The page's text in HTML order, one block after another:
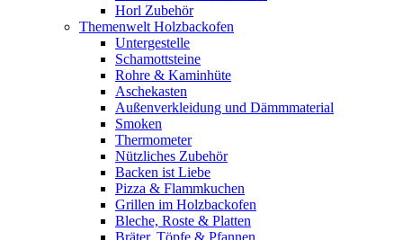
Horl Zubehör
Themenwelt Holzbackofen
Untergestelle
Schamottsteine
Rohre & Kaminhüte
Aschekasten
Außenverkleidung und Dämmmaterial
Smoken
Thermometer
Nützliches Zubehör
Backen ist Liebe
Pizza & Flammkuchen
Grillen im Holzbackofen
Bleche, Roste & Platten
Bräter, Töpfe & Pfannen